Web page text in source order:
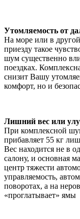
Утомляемость от
На море или в
приезду такое
шум существенно
поездках.
снизит Вашу
комфорт, но и
Лишний вес или
При комплексной
прибавляет 55 кг
Вес находится не в
салону, и основная
центр тяжести
управляемость,
поворотах, а на
«проглатывает» ямы